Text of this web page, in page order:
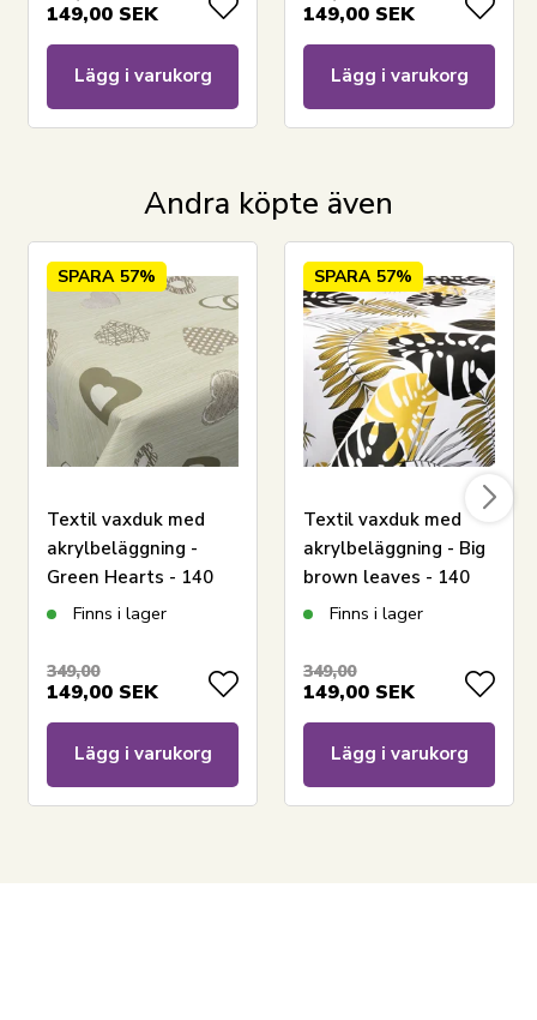
LÄGG I VARUKORGEN
Se vårt stora utbud av konstgjorda växter och
blommor
Se vårt stora utbud av prydnadssaker till
hemmet
Har du frågor om produkten?
149,00 SEK
Lägg i varukorg
149,00 SEK
Lägg i varukorg
Andra köpte även
SPARA 57%
Textil vaxduk med
akrylbeläggning -
Green Hearts - 140
cm bred - På metervis
Finns i lager
349,00
149,00 SEK
Lägg i varukorg
SPARA 57%
Textil vaxduk med
akrylbeläggning - Big
brown leaves - 140
cm bred - På
Finns i lager
349,00
149,00 SEK
Lägg i varukorg